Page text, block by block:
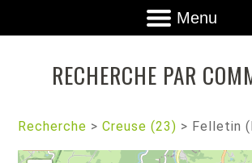
Menu
RECHERCHE PAR
Recherche >Creuse (23) > Felletin